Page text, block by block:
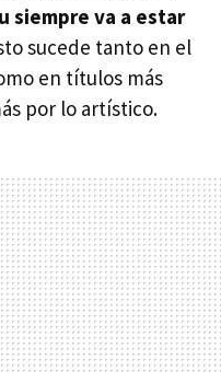
siempre va a estar
sucede tanto en el
en títulos más
por lo artístico.